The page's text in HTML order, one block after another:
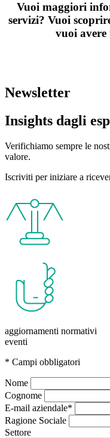
Vuoi maggiori
servizi? Vuoi
vuoi avere
Newsletter
Insights dagli
Verifichiamo sempre le
valore.
Iscriviti per iniziare a
aggiornamenti
eventi
* Campi obbligatori
Nome
Cognome
E-mail aziendale*
Ragione Sociale
Settore